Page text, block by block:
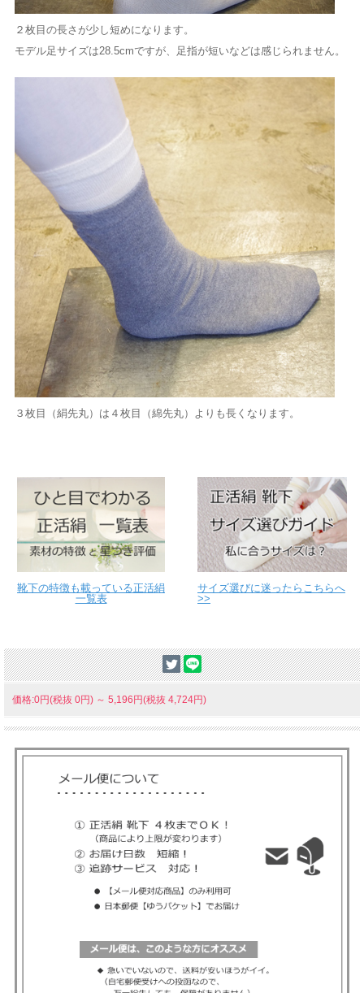
２枚目の長さが少し短めになります。
モデル足サイズは28.5cmですが、足指が短いなどは感じられません。
３枚目（絹先丸）は４枚目（綿先丸）よりも長くなります。
靴下の特徴も載っている正活絹
一覧表
サイズ選びに迷ったらこちらへ
>>
価格:0円(税抜 0円) ～ 5,196円(税抜 4,724円)